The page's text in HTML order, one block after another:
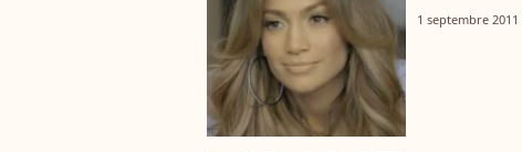
1 septembre 2011